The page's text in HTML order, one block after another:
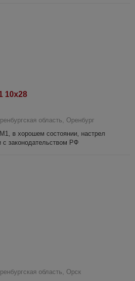
10x28
область, Оренбург
в хорошем состоянии, настрел
с законодательством РФ
область, Орск